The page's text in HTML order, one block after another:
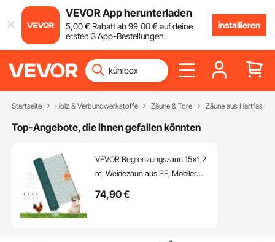
VEVOR App herunterladen
5,00€ Rabatt ab99,00€ auf deine
ersten 3 App-Bestellungen.
installieren
Startseite Holz & Verbundwerkstoffe Zäune & Tore Zäune aus
Top-Angebote, die Ihnen gefallen könnten
VEVOR Begrenzungszaun 15x1,2
m, Weidezaun aus PE, Mobiler
Doppelspitzenpfählen &
74,90€